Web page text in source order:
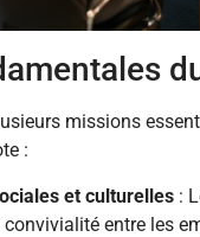
missions
:
et culturelles :
entre les